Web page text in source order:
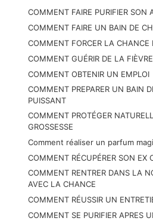
COMMENT FAIRE PURIFIER SON
COMMENT FAIRE UN BAIN DE
COMMENT FORCER LA CHANCE
COMMENT GUÉRIR DE LA
COMMENT OBTENIR UN EMPLOI
COMMENT PREPARER UN BAIN
PUISSANT
COMMENT PROTÉGER
GROSSESSE
Comment réaliser un parfum
COMMENT RÉCUPÉRER SON EX
COMMENT RENTRER DANS LA
AVEC LA CHANCE
COMMENT RÉUSSIR UN
COMMENT SE PURIFIER APRES